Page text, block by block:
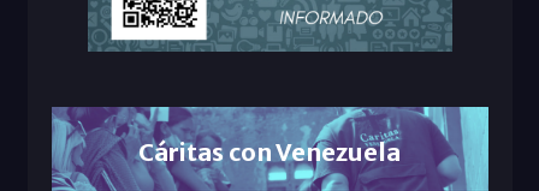
Cáritas con Venezuela